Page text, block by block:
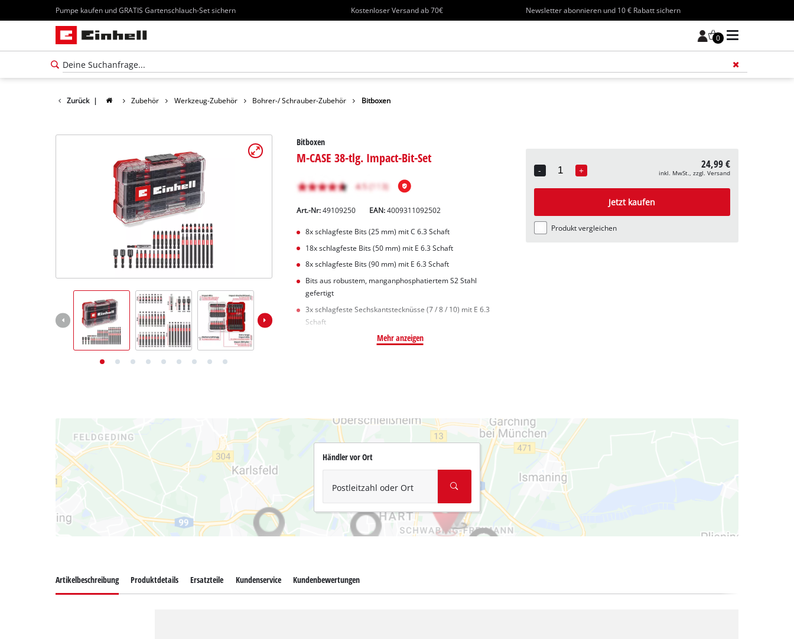
Pumpe kaufen und GRATIS Gartenschlauch-Set sichern Kostenloser Versand ab 70€ Newsletter abonnieren und 10 € Rabatt sichern
0
Zurück | Zubehör Werkzeug-Zubehör Bohrer-/ Schrauber-Zubehör Bitboxen
Bitboxen
M-CASE 38-tlg. Impact-Bit-Set
Art.-Nr:49109250 EAN:4009311092502
8x schlagfeste Bits (25 mm) mit C 6.3 Schaft
18x schlagfeste Bits (50 mm) mit E 6.3 Schaft
8x schlagfeste Bits (90 mm) mit E 6.3 Schaft
Bits aus robustem, manganphosphatiertem S2 Stahl
gefertigt
3x schlagfeste Sechskantstecknüsse (7 / 8 / 10) mit E 6.3
Schaft
Mehr anzeigen
-
Quantity
+ 24,99 €
inkl. MwSt., zzgl. Versand
Jetzt kaufen
Produkt vergleichen
Händler vor Ort
Postleitzahl oder Ort
Artikelbeschreibung Produktdetails Ersatzteile Kundenservice Kundenbewertungen